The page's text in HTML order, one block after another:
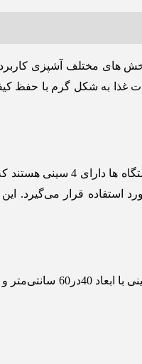
های مختلف آشپزی
غذا به شکل گرم با حفظ
گرمخانه ویترینی 4 سینی یکی از انواع تجهیزات آشپزخانه‌ است
مراکز غذایی مورد استفاده قرار